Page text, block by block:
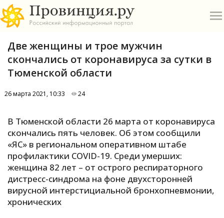
А
Б
В
П
Две женщины и трое мужчин
скончались от коронавируса за сутки в
Тюменской области
26 марта 2021, 10:33 24
В Тюменской области 26 марта от коронавируса
скончались пять человек. Об этом сообщили
«ЯС» в региональном оперативном штабе
профилактики COVID-19. Среди умерших:
женщина 82 лет – от острого респираторного
дистресс-синдрома на фоне двухсторонней
вирусной интерстициальной бронхопневмонии,
хронических